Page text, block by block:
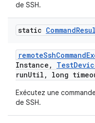
de SSH.
static Command
remoteSshCommand
Instance , Test
runUtil , long
Exécutez une
de SSH.